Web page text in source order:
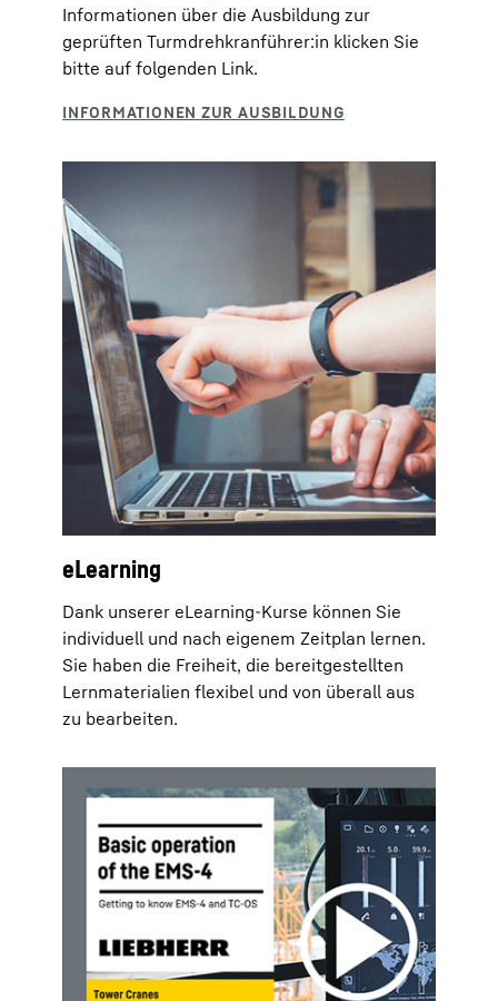
Informationen über die Ausbildung zur
geprüften Turmdrehkranführer:in klicken Sie
bitte auf folgenden Link.
eLearning
Dank unserer eLearning-Kurse können Sie
individuell und nach eigenem Zeitplan lernen.
Sie haben die Freiheit, die bereitgestellten
Lernmaterialien flexibel und von überall aus
zu bearbeiten.